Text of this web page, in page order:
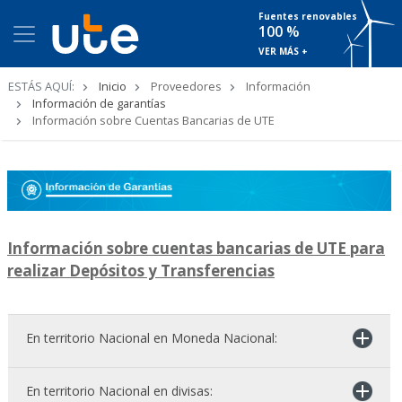
Fuentes renovables
100 %
VER MÁS +
ESTÁS AQUÍ: Inicio Proveedores
Información
Información de garantías
Información sobre Cuentas Bancarias de UTE
Información sobre cuentas bancarias de UTE para
realizar Depósitos y Transferencias
En territorio Nacional en Moneda Nacional:
En territorio Nacional en divisas: